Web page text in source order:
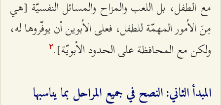
مع الطفل، بل اللعب والمزاح والمسائل النفسيّة [هي
مِنَ الأمور المهمّة للطفل، فعلى الأبوين أن يوفّروها له،
ولكن مع المحافظة على الحدود الأبويّة].٢
المبدأ الثاني: النصح في جميع المراحل بما يناسبها